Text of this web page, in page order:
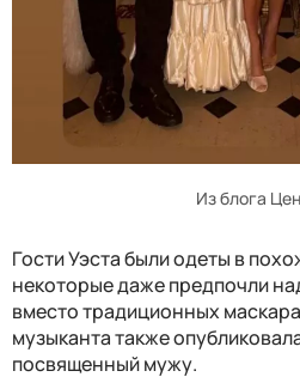
Из блога
Гости Уэста были одеты в
некоторые даже предпочли
вместо традиционных
музыканта также
посвященный мужу.